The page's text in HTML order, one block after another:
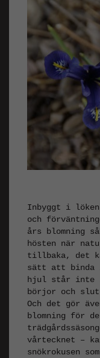
Inbyggt i löken
och
års blomning
hösten när
tillbaka, det
sätt att binda
hjul står inte
börjor och
Och det gör
blomning för
vårtecknet –
snökrokusen